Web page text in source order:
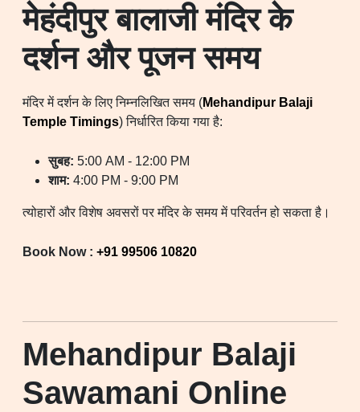
मेहंदीपुर बालाजी मंदिर के
दर्शन और पूजन समय
मंदिर में दर्शन के लिए निम्नलिखित समय (Mehandipur Balaji
Temple Timings) निर्धारित किया गया है:
सुबह: 5:00 AM - 12:00 PM
शाम: 4:00 PM - 9:00 PM
त्योहारों और विशेष अवसरों पर मंदिर के समय में परिवर्तन हो सकता है।
Book Now : +91 99506 10820
Mehandipur Balaji
Sawamani Online